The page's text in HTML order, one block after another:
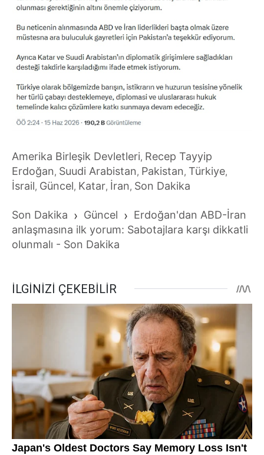
Amerika Birleşik Devletleri, Recep Tayyip
Erdoğan, Suudi Arabistan, Pakistan, Türkiye,
İsrail, Güncel, Katar, İran, Son Dakika
Son Dakika › Güncel › Erdoğan'dan ABD-İran
anlaşmasına ilk yorum: Sabotajlara karşı dikkatli
olunmalı - Son Dakika